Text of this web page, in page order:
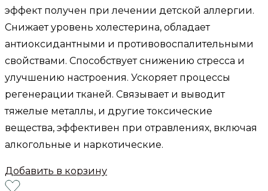
эффект получен при лечении детской аллергии.
Снижает уровень холестерина, обладает
антиоксидантными и противовоспалительными
свойствами. Способствует снижению стресса и
улучшению настроения. Ускоряет процессы
регенерации тканей. Связывает и выводит
тяжелые металлы, и другие токсические
вещества, эффективен при отравлениях, включая
алкогольные и наркотические.
Добавить в корзину